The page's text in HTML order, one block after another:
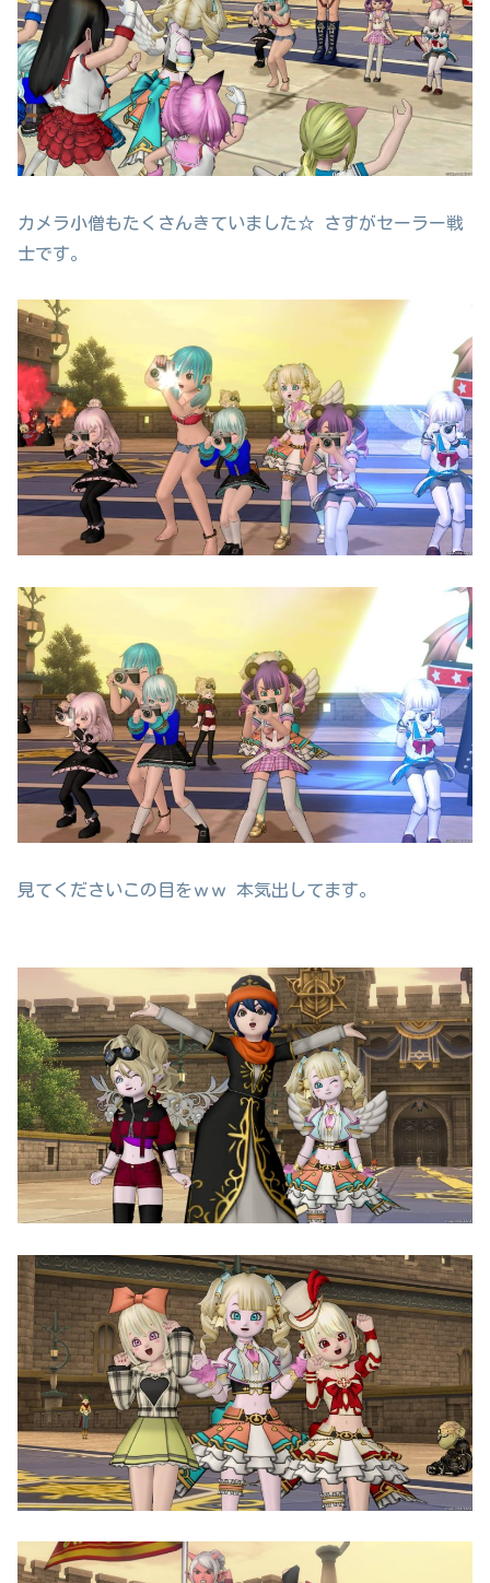
カメラ小僧もたくさんきていました☆ さすがセーラー戦
士です。
見てくださいこの目をｗｗ 本気出してます。